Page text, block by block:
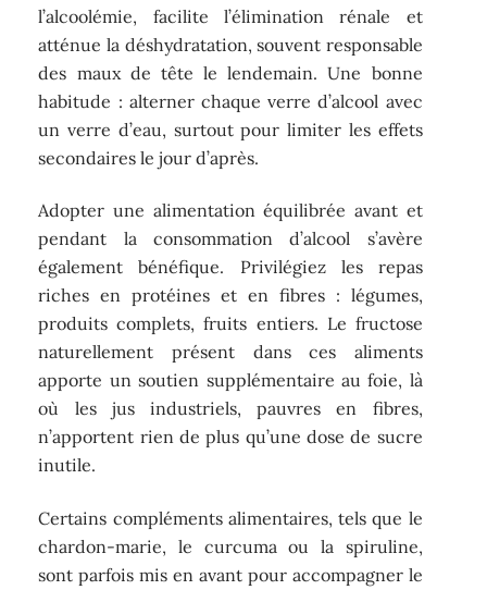
l’alcoolémie, facilite l’élimination rénale et
atténue la déshydratation, souvent responsable
des maux de tête le lendemain. Une bonne
habitude : alterner chaque verre d’alcool avec
un verre d’eau, surtout pour limiter les effets
secondaires le jour d’après.
Adopter une alimentation équilibrée avant et
pendant la consommation d’alcool s’avère
également bénéfique. Privilégiez les repas
riches en protéines et en fibres : légumes,
produits complets, fruits entiers. Le fructose
naturellement présent dans ces aliments
apporte un soutien supplémentaire au foie, là
où les jus industriels, pauvres en fibres,
n’apportent rien de plus qu’une dose de sucre
inutile.
Certains compléments alimentaires, tels que le
chardon-marie, le curcuma ou la spiruline,
sont parfois mis en avant pour accompagner le